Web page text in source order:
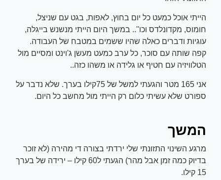
הייתי אוכל כמעט כל יום בחוץ, לאפות, בגט עם שניצל,
חומוס, מקדונלדס וכו''.. במשך היום הייתי מנשנש בייגלה,
עוגיות ודברים כאלה שהיו ששמים במטבח של העבודה.
קפה שותה עם סוכר, כל ערב כמעט מעשן ג'וינט ומסיים מול
הטלוויזיה עם חטיף או גלידה או משהו כזה..
אני 165 מטר והגעתי למשל של 75קילו בערך. שלא נדבר על
ספורט שלא עשיתי כלום רק הייתי מול מחשב כל היום.
המשך
מרגע השינוי התזונתי שלי ירדתי בצורה די מהירה (לא זוכר
בדיוק כמה זמן אבל מהר) הגעתי ל60 קילו – ירידה של בערך
15 קילו.